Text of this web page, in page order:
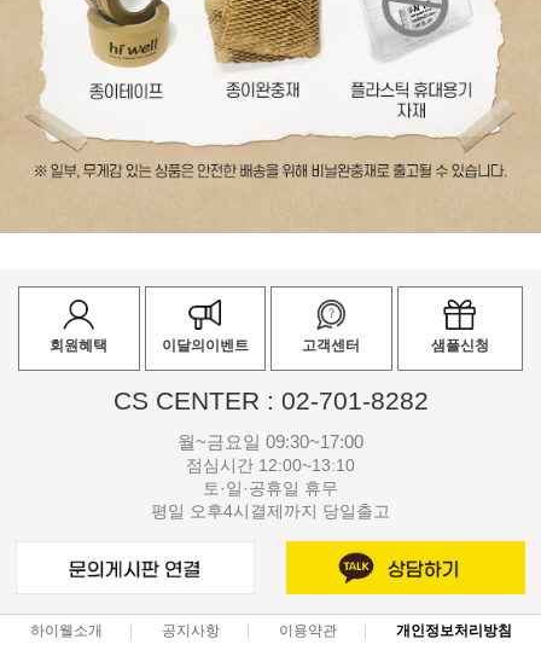
회원혜택 이달의이벤트 고객센터 샘플신청
CS CENTER : 02-701-8282
월~금요일 09:30~17:00
점심시간 12:00~13:10
토·일·공휴일 휴무
평일 오후4시결제까지 당일출고
하이웰소개 공지사항 이용약관 개인정보처리방침